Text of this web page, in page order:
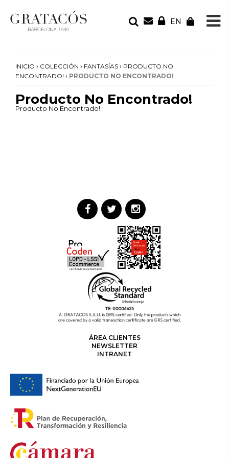
EN
Tu bolsa está vacía
INICIO › COLECCIÓN › FANTASÍAS › PRODUCTO NO
ENCONTRADO! › PRODUCTO NO ENCONTRADO!
Producto No Encontrado!
Producto No Encontrado!
ÁREA CLIENTES
NEWSLETTER
INTRANET